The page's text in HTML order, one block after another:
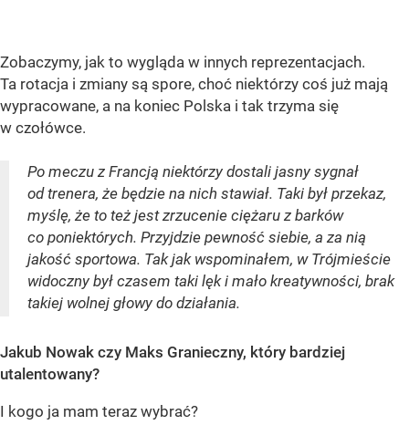
Zobaczymy, jak to wygląda w innych reprezentacjach.
Ta rotacja i zmiany są spore, choć niektórzy coś już mają
wypracowane, a na koniec Polska i tak trzyma się
w czołówce.
Po meczu z Francją niektórzy dostali jasny sygnał
od trenera, że będzie na nich stawiał. Taki był przekaz,
myślę, że to też jest zrzucenie ciężaru z barków
co poniektórych. Przyjdzie pewność siebie, a za nią
jakość sportowa. Tak jak wspominałem, w Trójmieście
widoczny był czasem taki lęk i mało kreatywności, brak
takiej wolnej głowy do działania.
Jakub Nowak czy Maks Granieczny, który bardziej
utalentowany?
I kogo ja mam teraz wybrać?